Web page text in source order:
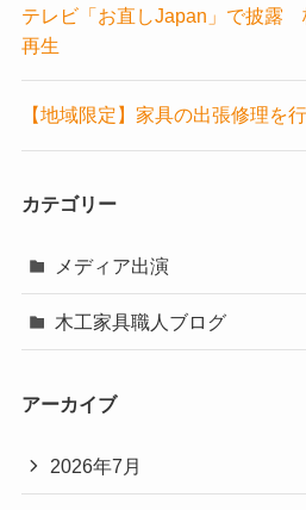
テレビ「お直しJapan」で披露
再生
【地域限定】家具の出張修理を
カテゴリー
メディア出演
木工家具職人ブログ
アーカイブ
2026年7月